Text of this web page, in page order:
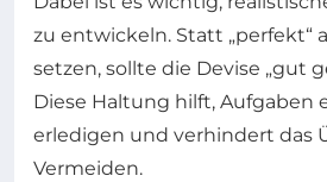
zu entwickeln. Statt „perfekt“
setzen, sollte die Devise „gut
Diese Haltung hilft, Aufgaben
erledigen und verhindert das
Vermeiden.